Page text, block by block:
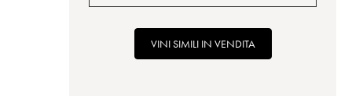
VINI SIMILI IN VENDITA